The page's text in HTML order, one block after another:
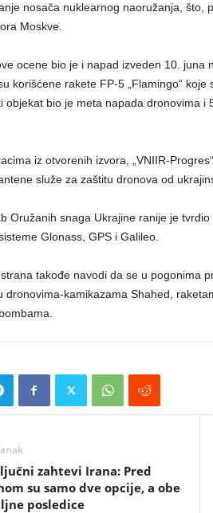
nosača nuklearnog naoružanja, što,
Moskve.
ocene bio je i napad izveden 10. juna
korišćene rakete FP-5 „Flamingo“
objekat bio je meta napada dronovima i
iz otvorenih izvora, „VNIIR-
služe za zaštitu dronova od
Oružanih snaga Ukrajine ranije je
Glonass, GPS i Galileo.
takođe navodi da se u pogonima
dronovima-kamikazama Shahed,
zahtevi Irana: Pred
su samo dve opcije, a obe
posledice